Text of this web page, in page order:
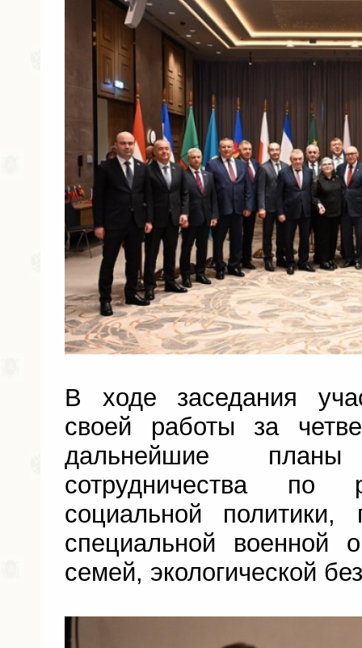
В ходе заседания
своей работы за
дальнейшие планы
сотрудничества по
социальной политики,
специальной военной
семей, экологической